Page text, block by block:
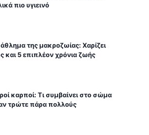
πιο υγιεινό
της μακροζωίας: Χαρίζει
και 5 επιπλέον χρόνια ζωής
καρποί: Τι συμβαίνει στο σώμα
τρώτε πάρα πολλούς